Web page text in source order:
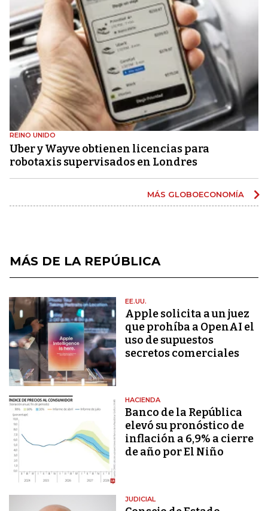
REINO UNIDO
Uber y Wayve obtienen licencias para
robotaxis supervisados ​​en Londres
MÁS GLOBOECONOMÍA
MÁS DE LA REPÚBLICA
EE.UU.
Apple solicita a un juez
que prohíba a OpenAI el
uso de supuestos
secretos comerciales
HACIENDA
Banco de la República
elevó su pronóstico de
inflación a 6,9% a cierre
de año por El Niño
JUDICIAL